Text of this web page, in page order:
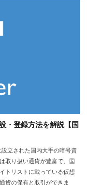
・登録方法を解説【国
立された国内大手の暗号資
取り扱い通貨が豊富で、国
トリストに載っている仮想
貨の保有と取引ができま